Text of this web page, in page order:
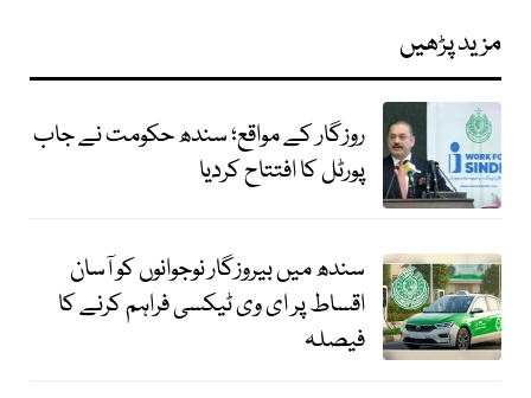
مزید پڑھیں
روزگار کے مواقع؛ سندھ حکومت نے جاب
پورٹل کا افتتاح کردیا
سندھ میں بیروزگار نوجوانوں کو آسان
اقساط پر ای وی ٹیکسی فراہم کرنے کا
فیصلہ